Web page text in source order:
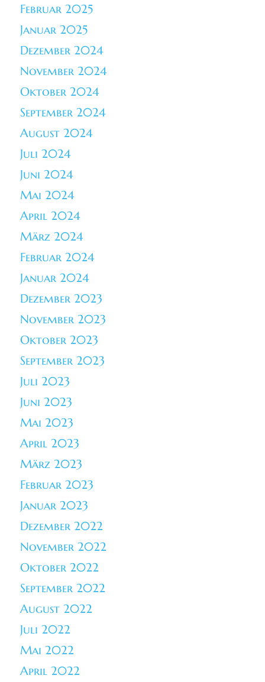
Februar 2025
Januar 2025
Dezember 2024
November 2024
Oktober 2024
September 2024
August 2024
Juli 2024
Juni 2024
Mai 2024
April 2024
März 2024
Februar 2024
Januar 2024
Dezember 2023
November 2023
Oktober 2023
September 2023
Juli 2023
Juni 2023
Mai 2023
April 2023
März 2023
Februar 2023
Januar 2023
Dezember 2022
November 2022
Oktober 2022
September 2022
August 2022
Juli 2022
Mai 2022
April 2022